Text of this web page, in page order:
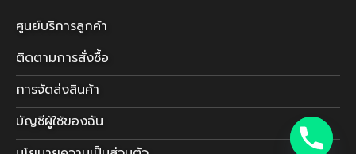
ศูนย์บริการลูกค้า
ติดตามการสั่งซื้อ
การจัดส่งสินค้า
บัญชีผู้ใช้ของฉัน